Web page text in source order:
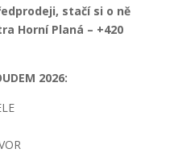
stačí si o ně
Horní Planá – +420
2026: